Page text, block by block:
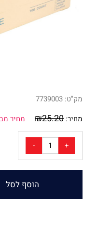
מק"ט: 7739003
מחיר:
₪25.20 מחיר
הוסף לסל